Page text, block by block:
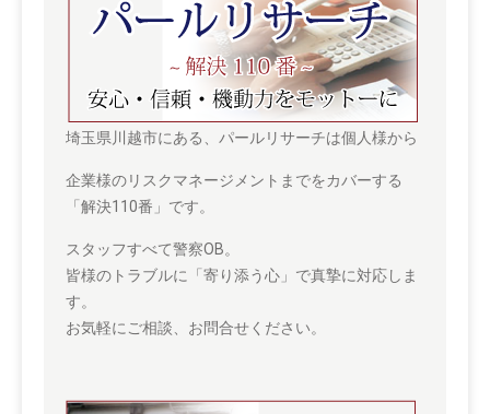
埼玉県川越市にある、パールリサーチは個人様から
企業様のリスクマネージメントまでをカバーする
「解決110番」です。
スタッフすべて警察OB。
皆様のトラブルに「寄り添う心」で真摯に対応しま
す。
お気軽にご相談、お問合せください。